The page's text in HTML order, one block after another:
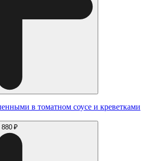
в томатном соусе и креветками
880 ₽